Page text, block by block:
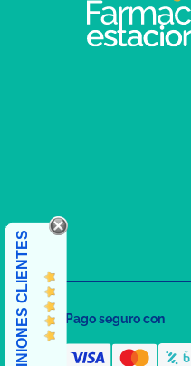
OPINIONES CLIENTES Pago seguro con